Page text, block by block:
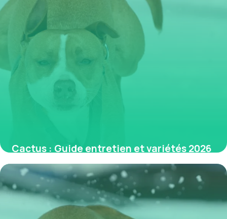
Cactus : Guide entretien et variétés 2026
3 juin 2026